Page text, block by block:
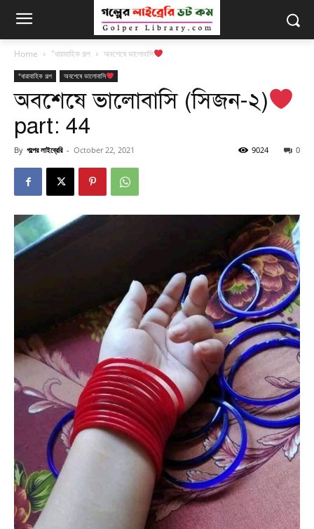
Home "ধারাবাহিক গল্প অবশেষে ভালোবাসি
"ধারাবাহিক গল্প অবশেষে ভালোবাসি
অবশেষে ভালোবাসি (সিজন-২)
part: 44
By গল্পের লাইব্রেরি - October 22, 2021 0
9024